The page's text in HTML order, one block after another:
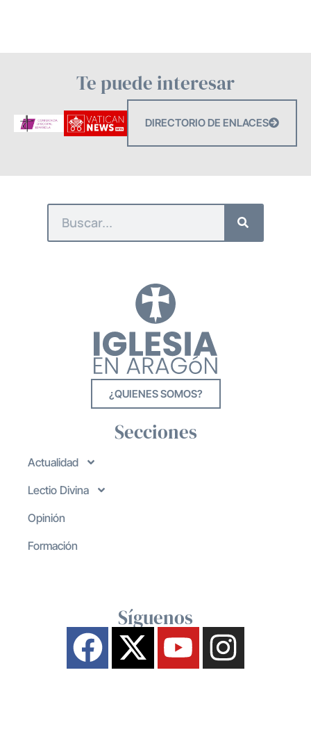
Te puede interesar
DIRECTORIO DE ENLACES
¿QUIENES SOMOS?
Secciones
Actualidad
Lectio Divina
Opinión
Formación
Síguenos